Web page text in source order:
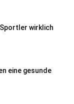
wirklich
eine gesunde